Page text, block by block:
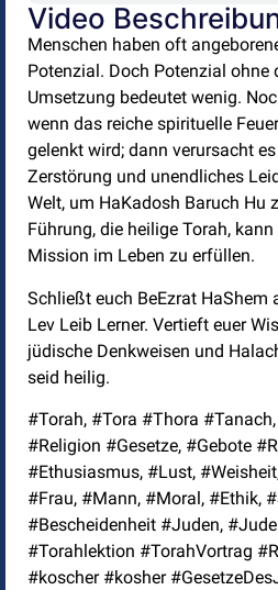
Video
Menschen haben oft
Potenzial. Doch Potenzial ohne
Umsetzung bedeutet wenig.
wenn das reiche spirituelle
gelenkt wird; dann verursacht
Zerstörung und unendliches
Welt, um HaKadosh Baruch Hu
Führung, die heilige Torah,
Mission im Leben zu erfüllen.
Schließt euch BeEzrat HaShem
Lev Leib Lerner. Vertieft euer
jüdische Denkweisen und
seid heilig.
#Torah, #Tora #Thora
#Religion #Gesetze, #Gebote
#Ethusiasmus, #Lust,
#Frau, #Mann, #Moral, #Ethik,
#Bescheidenheit #Juden,
#Torahlektion #TorahVortrag
#koscher #kosher